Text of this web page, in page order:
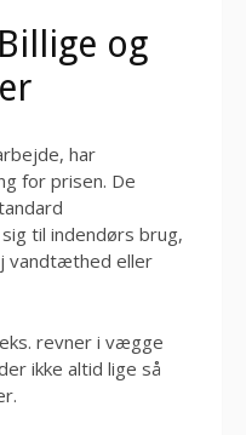
og
har
for prisen. De
til indendørs brug,
vandtæthed eller
revner i vægge
ikke altid lige så